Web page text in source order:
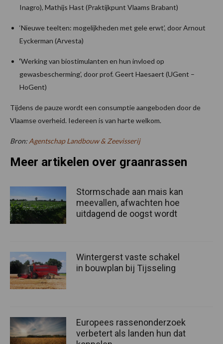
Inagro), Mathijs Hast (Praktijkpunt Vlaams Brabant)
‘Nieuwe teelten: mogelijkheden met gele erwt’, door Arnout
Eyckerman (Arvesta)
‘Werking van biostimulanten en hun invloed op
gewasbescherming’, door prof. Geert Haesaert (UGent –
HoGent)
Tijdens de pauze wordt een consumptie aangeboden door de
Vlaamse overheid. Iedereen is van harte welkom.
Bron: Agentschap Landbouw & Zeevisserij
Meer artikelen over graanrassen
Stormschade aan mais kan
meevallen, afwachten hoe
uitdagend de oogst wordt
Wintergerst vaste schakel
in bouwplan bij Tijsseling
Europees rassenonderzoek
verbetert als landen hun dat